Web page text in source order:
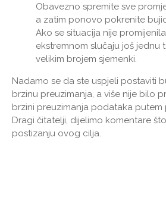
Obavezno spremite sve
a zatim ponovo pokrenite
Ako se situacija nije
ekstremnom slučaju još jednu
velikim brojem sjemenki.
Nadamo se da ste uspjeli postaviti
brzinu preuzimanja, a više nije bilo
brzini preuzimanja podataka putem
Dragi čitatelji, dijelimo komentare
postizanju ovog cilja.